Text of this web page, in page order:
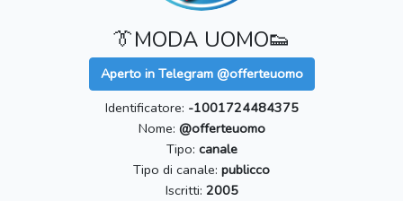
👔MODA UOMO👟
Aperto in Telegram @offerteuomo
Identificatore: -1001724484375
Nome: @offerteuomo
Tipo: canale
Tipo di canale: publicco
Iscritti: 2005